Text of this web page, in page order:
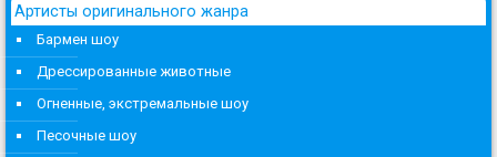
Артисты оригинального жанра
Бармен шоу
Дрессированные животные
Огненные, экстремальные шоу
Песочные шоу